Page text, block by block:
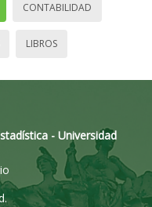
CONTABILIDAD
LIBROS
- Universidad